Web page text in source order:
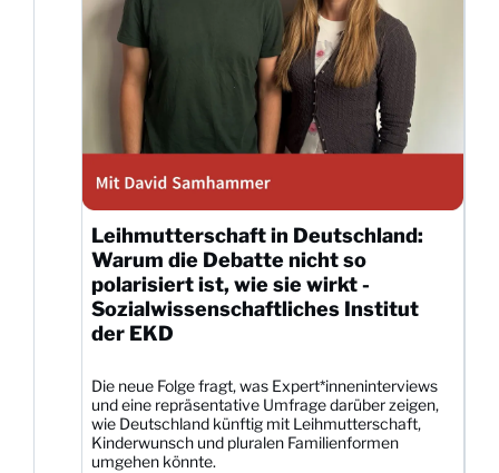
Leihmutterschaft in Deutschland:
Warum die Debatte nicht so
polarisiert ist, wie sie wirkt -
Sozialwissenschaftliches Institut
der EKD
Die neue Folge fragt, was Expert*inneninterviews
und eine repräsentative Umfrage darüber zeigen,
wie Deutschland künftig mit Leihmutterschaft,
Kinderwunsch und pluralen Familienformen
umgehen könnte.